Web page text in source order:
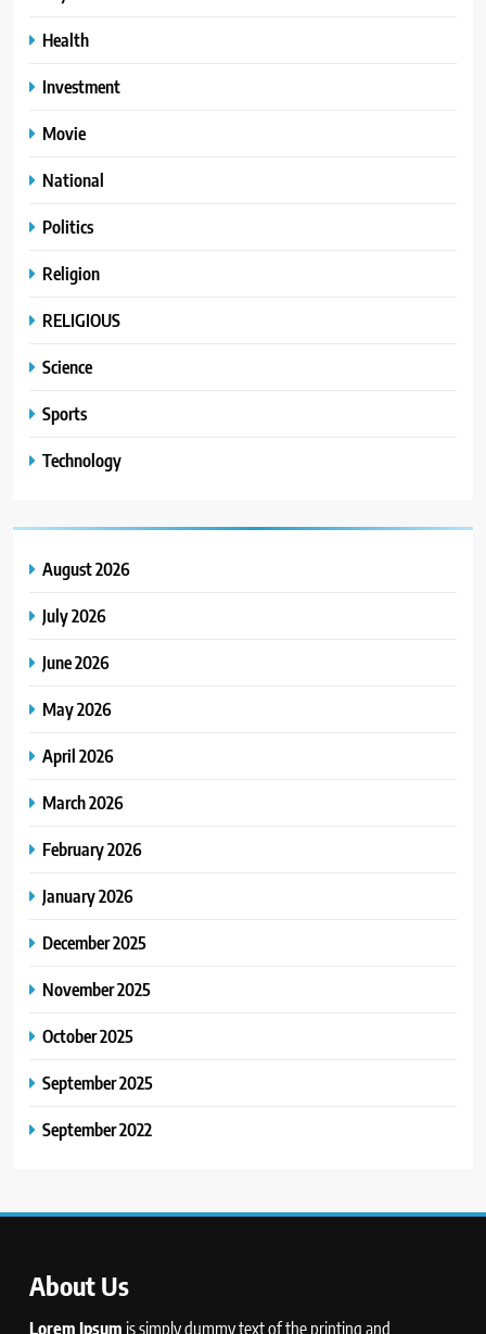
Health
Investment
Movie
National
Politics
Religion
RELIGIOUS
Science
Sports
Technology
August 2026
July 2026
June 2026
May 2026
April 2026
March 2026
February 2026
January 2026
December 2025
November 2025
October 2025
September 2025
September 2022
About Us
Lorem Ipsum is simply dummy text of the printing and